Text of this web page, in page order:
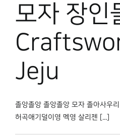
모자 장인
Jeju
졸앙졸앙 졸앙졸앙 모자 졸아사우
허곡애기덜이영 멕영 살리젠 [...]